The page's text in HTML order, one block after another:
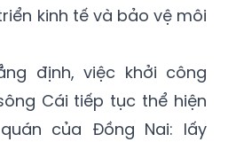
kinh tế và bảo vệ môi
định, việc khởi công
Cái tiếp tục thể hiện
của Đồng Nai: lấy